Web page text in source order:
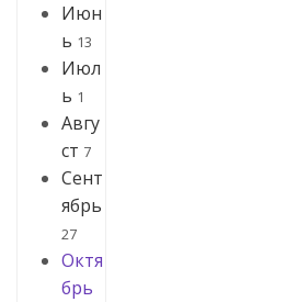
Июн
ь 13
Июл
ь 1
Авгу
ст 7
Сент
ябрь
27
Октя
брь